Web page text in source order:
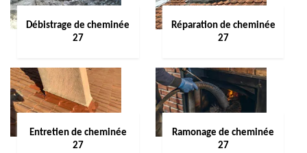
Débistrage de cheminée
27
Réparation de cheminée
27
Entretien de cheminée
27
Ramonage de cheminée
27